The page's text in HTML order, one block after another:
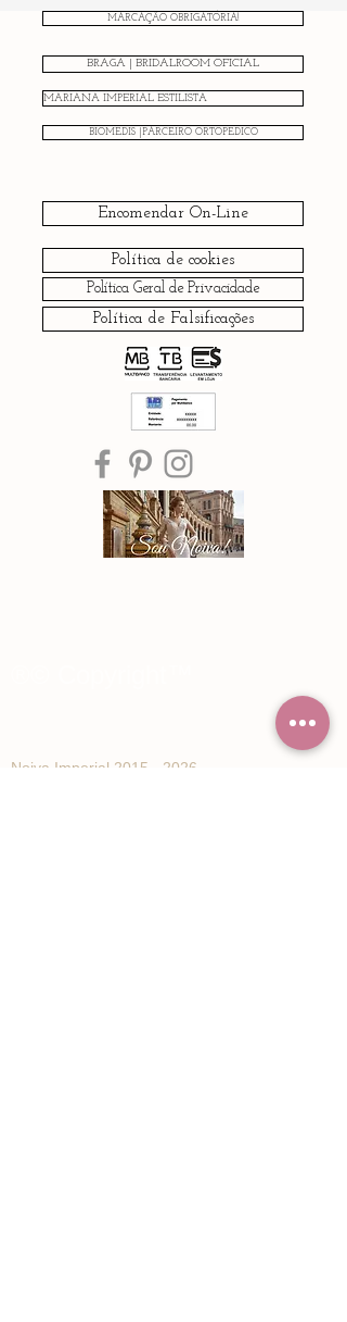
MARCAÇÃO OBRIGATÓRIA!
BRAGA | BRIDALROOM OFICIAL
MARIANA IMPERIAL ESTILISTA
BIOMEDIS |PARCEIRO ORTOPÉDICO
Encomendar On-Line
Política de cookies
Política Geral de Privacidade
Política de Falsificações
Noiva Imperial 2015 - 2026